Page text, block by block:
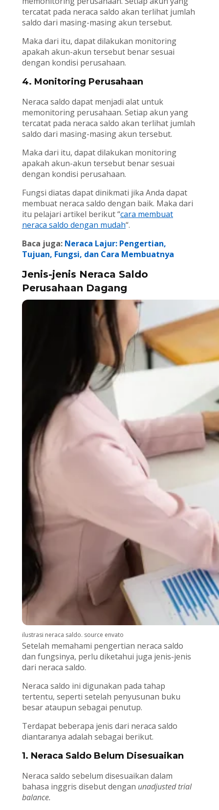
tercatat pada neraca saldo akan terlihat jumlah
saldo dari masing-masing akun tersebut.
Maka dari itu, dapat dilakukan monitoring
apakah akun-akun tersebut benar sesuai
dengan kondisi perusahaan.
4. Monitoring Perusahaan
Neraca saldo dapat menjadi alat untuk
memonitoring perusahaan. Setiap akun yang
tercatat pada neraca saldo akan terlihat jumlah
saldo dari masing-masing akun tersebut.
Maka dari itu, dapat dilakukan monitoring
apakah akun-akun tersebut benar sesuai
dengan kondisi perusahaan.
Fungsi diatas dapat dinikmati jika Anda dapat
membuat neraca saldo dengan baik. Maka dari
itu pelajari artikel berikut “cara membuat
neraca saldo dengan mudah“.
Baca juga: Neraca Lajur: Pengertian,
Tujuan, Fungsi, dan Cara Membuatnya
Jenis-jenis Neraca Saldo
Perusahaan Dagang
ilustrasi neraca saldo. source envato
Setelah memahami pengertian neraca saldo
dan fungsinya, perlu diketahui juga jenis-jenis
dari neraca saldo.
Neraca saldo ini digunakan pada tahap
tertentu, seperti setelah penyusunan buku
besar ataupun sebagai penutup.
Terdapat beberapa jenis dari neraca saldo
diantaranya adalah sebagai berikut.
1. Neraca Saldo Belum Disesuaikan
Neraca saldo sebelum disesuaikan dalam
bahasa inggris disebut dengan unadjusted trial
balance.